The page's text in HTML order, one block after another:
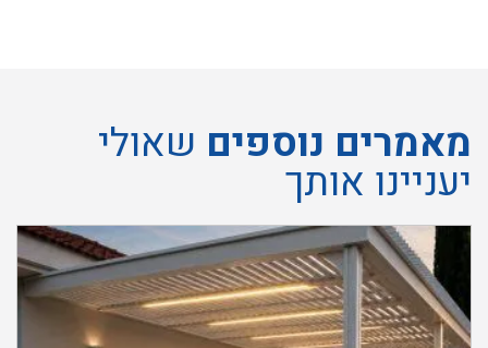
מאמרים נוספים שאולי
יעניינו אותך